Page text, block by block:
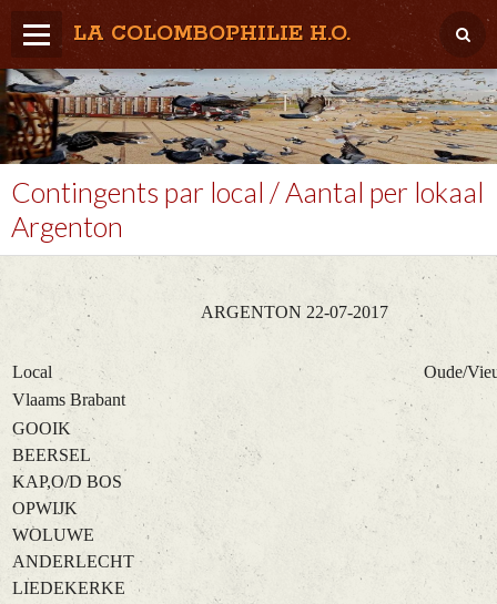
LA COLOMBOPHILIE H.O.
Home
Météo / Het weer
Lâcher / Los
Result. clubs, Provincial, (Inter)National
RFCB / KBDB
Contingents par local / Aantal per lokaal
Argenton
ARGENTON 22-07-2017
Local
Oude/
Vlaams Brabant
GOOIK
BEERSEL
KAP,O/D BOS
OPWIJK
WOLUWE
ANDERLECHT
LIEDEKERKE